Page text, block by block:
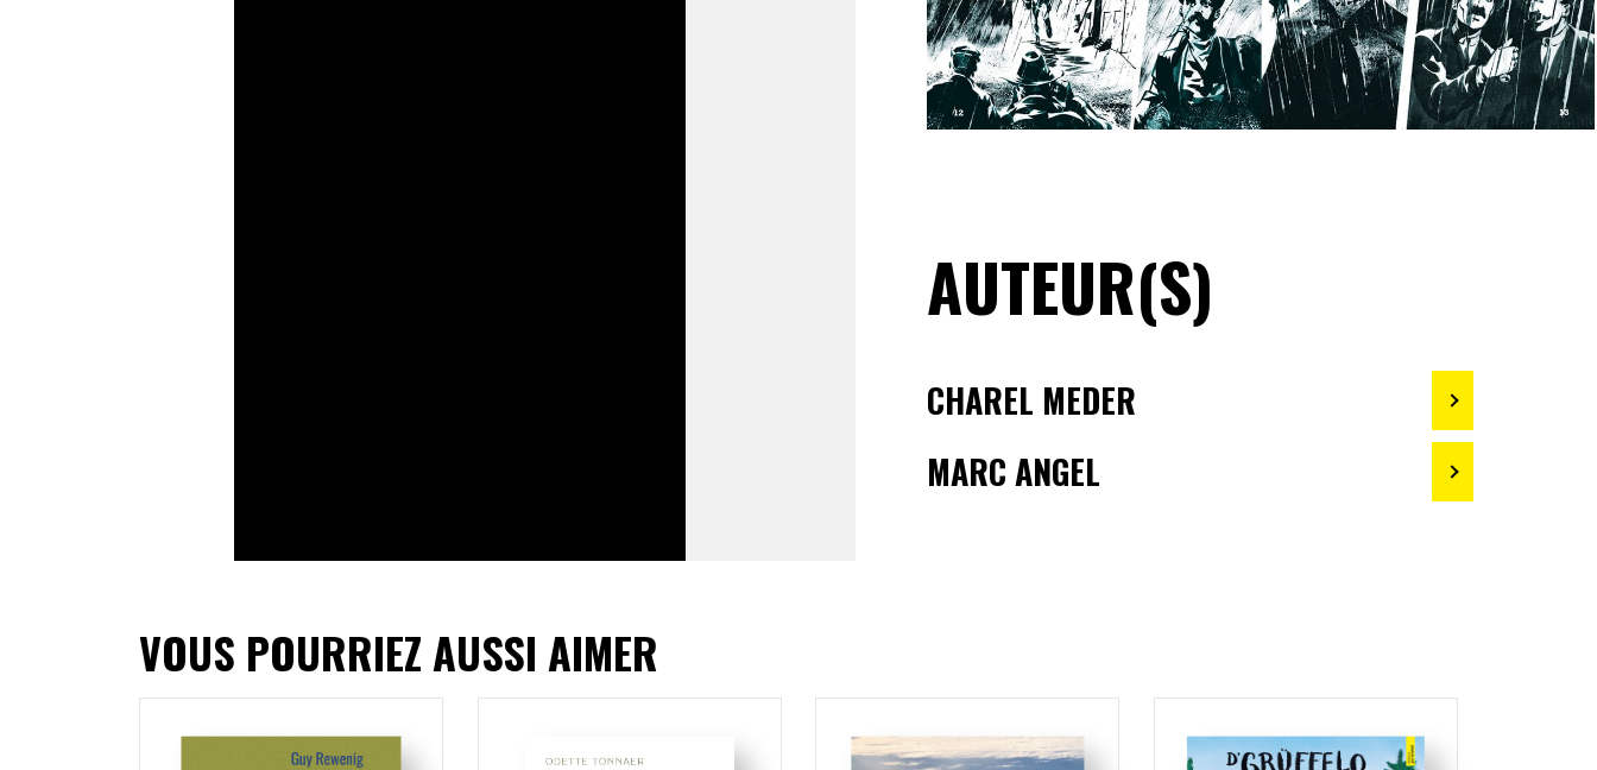
AUTEUR(S)
CHAREL MEDER
MARC ANGEL
VOUS POURRIEZ AUSSI AIMER